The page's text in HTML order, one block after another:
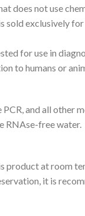
does not use
sold exclusively
for use in
to humans or
PCR, and all other
RNAse-free water.
product at room
it is